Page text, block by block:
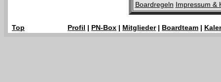
Boardregeln Impressum &
Top Profil | PN-Box | Mitglieder| Boardteam |